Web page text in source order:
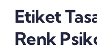
Etiket
Renk